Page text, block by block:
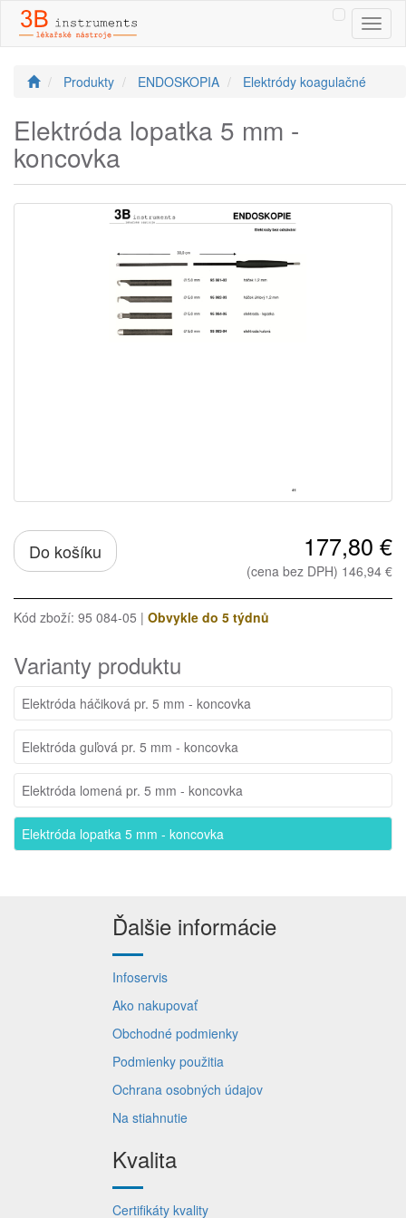
Produkty ENDOSKOPIA Elektródy koagulačné
Elektróda lopatka 5 mm -
koncovka
Do košíku 177,80 €
(cena bez DPH) 146,94 €
Kód zboží: 95 084-05 | Obvykle do 5 týdnů
Varianty produktu
Elektróda háčiková pr. 5 mm - koncovka
Elektróda guľová pr. 5 mm - koncovka
Elektróda lomená pr. 5 mm - koncovka
Elektróda lopatka 5 mm - koncovka
Ďalšie informácie
Infoservis
Ako nakupovať
Obchodné podmienky
Podmienky použitia
Ochrana osobných údajov
Na stiahnutie
Kvalita
Certifikáty kvality